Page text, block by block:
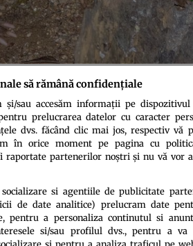
Politica de confidenţialitate
să rămână confidențiale
și/sau accesăm informații pe dispozitivul
prelucrarea datelor cu caracter
dvs. făcând clic mai jos, respectiv vă
în orice moment pe pagina cu
raportate partenerilor noștri și nu vă vor
si agentiile de publicitate
de date analitice) prelucram date
pentru a personaliza continutul si
si/sau profilul dvs., pentru a va